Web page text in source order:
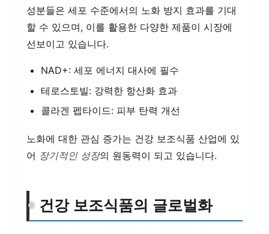
성분들은 세포 수준에서의 노화 방지 효과를 기대
할 수 있으며, 이를 활용한 다양한 제품이 시장에
선보이고 있습니다.
NAD+: 세포 에너지 대사에 필수
테로스토빌: 강력한 항산화 효과
콜라겐 펩타이드: 피부 탄력 개선
노화에 대한 관심 증가는 건강 보조식품 산업에 있
어 장기적인 성장의 원동력이 되고 있습니다.
건강 보조식품의 글로벌화